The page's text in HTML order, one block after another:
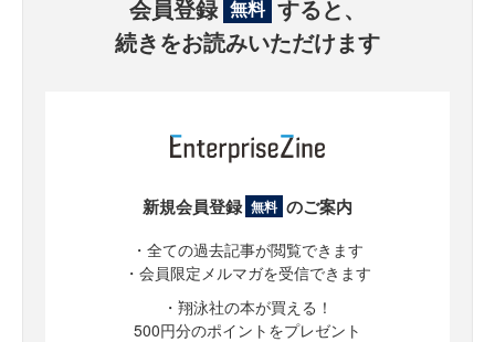
会員登録 無料 すると、
続きをお読みいただけます
新規会員登録 無料 のご案内
・全ての過去記事が閲覧できます
・会員限定メルマガを受信できます
・翔泳社の本が買える！
500円分のポイントをプレゼント